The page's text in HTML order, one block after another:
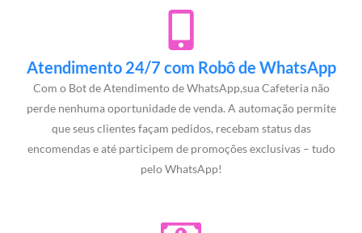
Atendimento 24/7 com Robô de WhatsApp
Com o Bot de Atendimento de WhatsApp,sua Cafeteria não
perde nenhuma oportunidade de venda. A automação permite
que seus clientes façam pedidos, recebam status das
encomendas e até participem de promoções exclusivas – tudo
pelo WhatsApp!